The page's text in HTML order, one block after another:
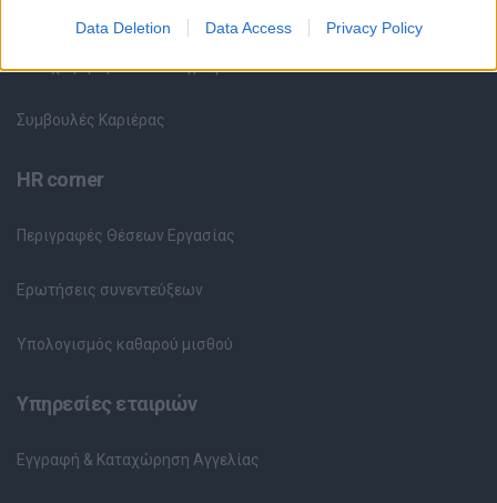
Data Deletion Data Access Privacy Policy
Καταχώρηση Online Βιογραφικού
Συμβουλές Καριέρας
HR corner
Περιγραφές Θέσεων Εργασίας
Ερωτήσεις συνεντεύξεων
Υπολογισμός καθαρού μισθού
Υπηρεσίες εταιριών
Εγγραφή & Καταχώρηση Αγγελίας